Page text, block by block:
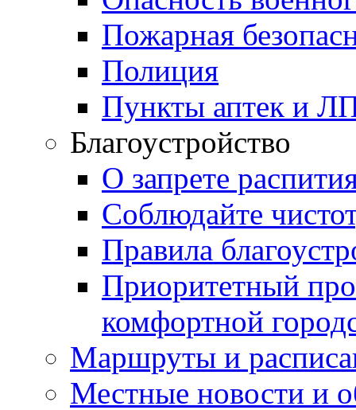
Пожарная
Полиция
Пункты аптек и
Благоустройство
О запрете
Соблюдайте
Правила
Приоритетный
комфортной
Маршруты и
Местные новости и